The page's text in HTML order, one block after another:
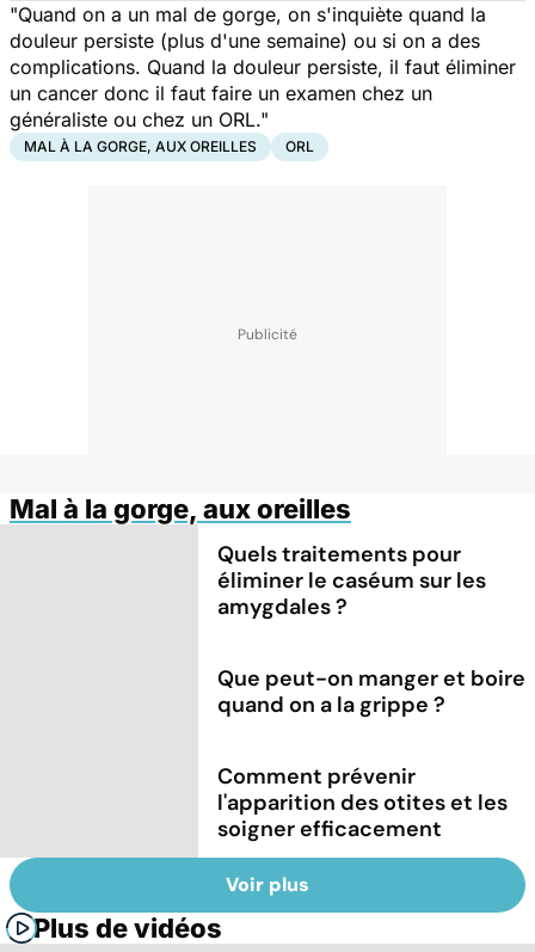
"Quand on a un mal de gorge, on s'inquiète quand la
douleur persiste (plus d'une semaine) ou si on a des
complications. Quand la douleur persiste, il faut éliminer
un cancer donc il faut faire un examen chez un
généraliste ou chez un ORL."
MAL À LA GORGE, AUX OREILLES ORL
Mal à la gorge, aux oreilles
Quels traitements pour
éliminer le caséum sur les
amygdales ?
Que peut-on manger et boire
quand on a la grippe ?
Comment prévenir
l'apparition des otites et les
soigner efficacement
Voir plus
Plus de vidéos